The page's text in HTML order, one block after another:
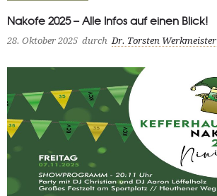
Nakofe 2025 – Alle Infos auf einen Blick!
28. Oktober 2025 durch Dr. Torsten Werkmeister